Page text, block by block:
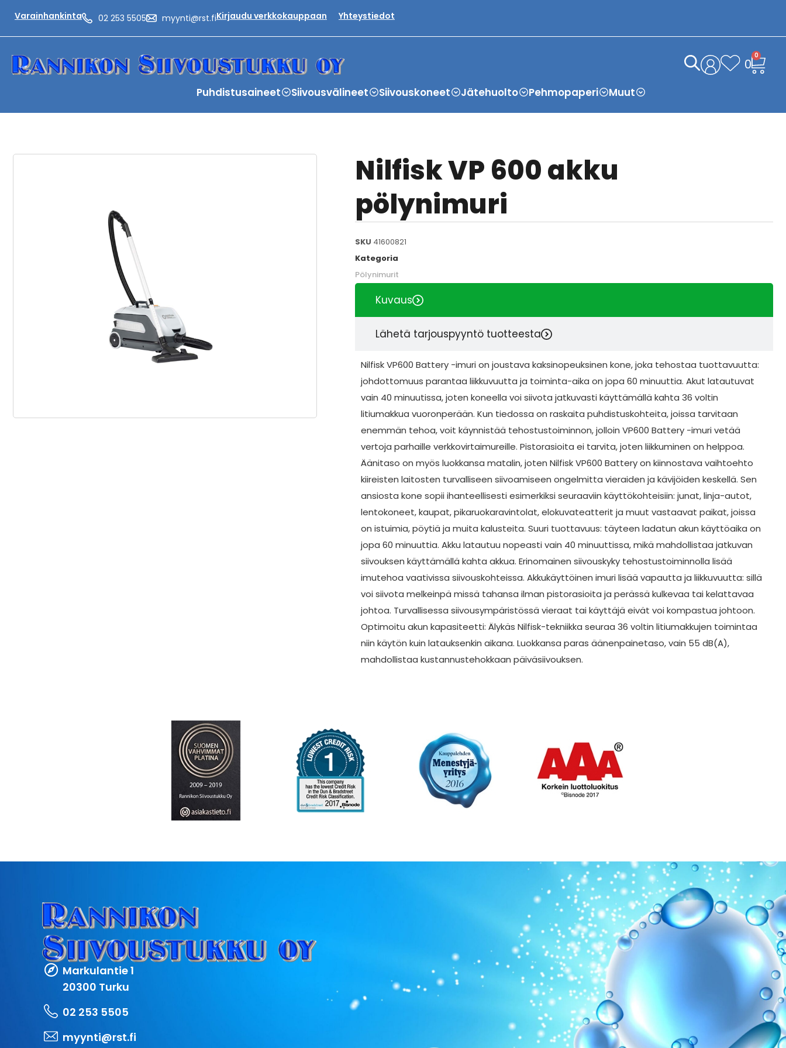
Varainhankinta 02 253 5505 myynti@rst.fiKirjaudu verkkokauppaan Yhteystiedot
0
0
Puhdistusaineet Siivousvälineet Siivouskoneet Jätehuolto Pehmopaperi Muut
Nilfisk VP 600 akku
pölynimuri
SKU 41600821
Kategoria
Pölynimurit
Kuvaus
Lähetä tarjouspyyntö tuotteesta
Nilfisk VP600 Battery -imuri on joustava kaksinopeuksinen kone, joka tehostaa tuottavuutta:
johdottomuus parantaa liikkuvuutta ja toiminta-aika on jopa 60 minuuttia. Akut latautuvat
vain 40 minuutissa, joten koneella voi siivota jatkuvasti käyttämällä kahta 36 voltin
litiumakkua vuoronperään. Kun tiedossa on raskaita puhdistuskohteita, joissa tarvitaan
enemmän tehoa, voit käynnistää tehostustoiminnon, jolloin VP600 Battery -imuri vetää
vertoja parhaille verkkovirtaimureille. Pistorasioita ei tarvita, joten liikkuminen on helppoa.
Äänitaso on myös luokkansa matalin, joten Nilfisk VP600 Battery on kiinnostava vaihtoehto
kiireisten laitosten turvalliseen siivoamiseen ongelmitta vieraiden ja kävijöiden keskellä. Sen
ansiosta kone sopii ihanteellisesti esimerkiksi seuraaviin käyttökohteisiin: junat, linja-autot,
lentokoneet, kaupat, pikaruokaravintolat, elokuvateatterit ja muut vastaavat paikat, joissa
on istuimia, pöytiä ja muita kalusteita. Suuri tuottavuus: täyteen ladatun akun käyttöaika on
jopa 60 minuuttia. Akku latautuu nopeasti vain 40 minuuttissa, mikä mahdollistaa jatkuvan
siivouksen käyttämällä kahta akkua. Erinomainen siivouskyky tehostustoiminnolla lisää
imutehoa vaativissa siivouskohteissa. Akkukäyttöinen imuri lisää vapautta ja liikkuvuutta: sillä
voi siivota melkeinpä missä tahansa ilman pistorasioita ja perässä kulkevaa tai kelattavaa
johtoa. Turvallisessa siivousympäristössä vieraat tai käyttäjä eivät voi kompastua johtoon.
Optimoitu akun kapasiteetti: Älykäs Nilfisk-tekniikka seuraa 36 voltin litiumakkujen toimintaa
niin käytön kuin latauksenkin aikana. Luokkansa paras äänenpainetaso, vain 55 dB(A),
mahdollistaa kustannustehokkaan päiväsiivouksen.
Markulantie 1
20300 Turku
02 253 5505
myynti@rst.fi